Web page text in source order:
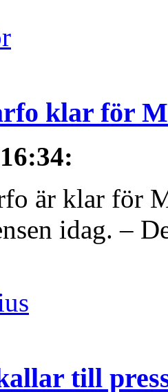
klar för
:
är klar för
idag. –
till